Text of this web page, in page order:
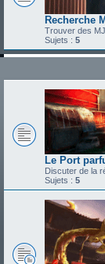
Recherche
Trouver des
Sujets : 5
Le Port
Discuter de la
Sujets : 5